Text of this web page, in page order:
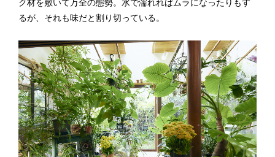
ク材を敷いて万全の態勢。水で濡れればムラになったりもす
るが、それも味だと割り切っている。